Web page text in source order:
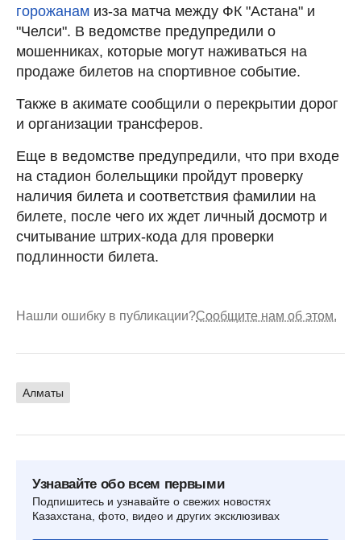
горожанам из-за матча между ФК "Астана" и
"Челси". В ведомстве предупредили о
мошенниках, которые могут наживаться на
продаже билетов на спортивное событие.
Также в акимате сообщили о перекрытии дорог
и организации трансферов.
Еще в ведомстве предупредили, что при входе
на стадион болельщики пройдут проверку
наличия билета и соответствия фамилии на
билете, после чего их ждет личный досмотр и
считывание штрих-кода для проверки
подлинности билета.
Нашли ошибку в публикации?Сообщите нам об этом.
Алматы
Узнавайте обо всем первыми
Подпишитесь и узнавайте о свежих новостях
Казахстана, фото, видео и других эксклюзивах